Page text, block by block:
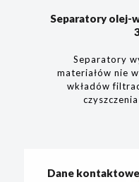
Separatory olej-
Separatory
materiałów nie
wkładów
Dane kontaktowe